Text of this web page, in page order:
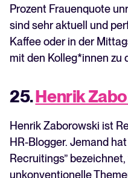
Prozent Frauenquote
sind sehr aktuell und
Kaffee oder in der
mit den Kolleg*innen zu
25.Henrik
Henrik Zaborowski ist
HR-Blogger. Jemand
Recruitings”
unkonventionelle